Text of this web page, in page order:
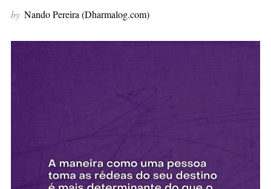
by Nando Pereira (Dharmalog.com)